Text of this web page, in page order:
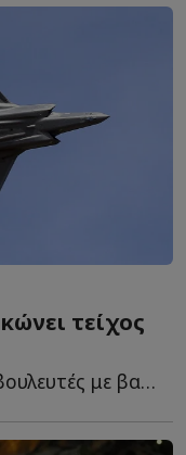
τείχος
πιστολή σε γερουσιαστές και βουλευτές με βαριές προειδοποιήσεις γ...